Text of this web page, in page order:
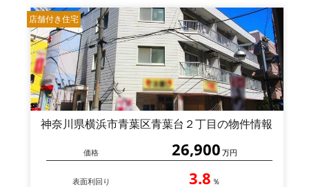
店舗付き住宅
神奈川県横浜市青葉区青葉台２丁目の物件情報
価格 26,900 万円
表面利回り 3.8 ％